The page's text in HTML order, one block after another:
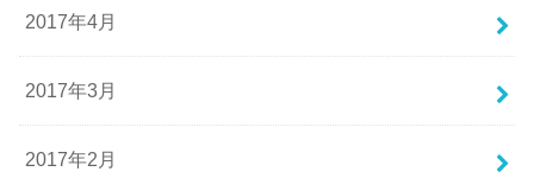
2017年4月
2017年3月
2017年2月